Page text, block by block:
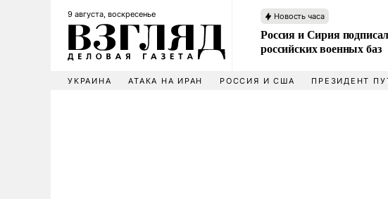
9 августа, воскресенье Новость часа
Россия и Сирия
российских военных баз
УКРАИНА АТАКА НА ИРАН РОССИЯ И США ПРЕЗИДЕНТ